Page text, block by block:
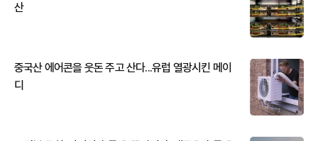
산
중국산 에어콘을 웃돈 주고 산다...유럽 열광시킨 메이
디